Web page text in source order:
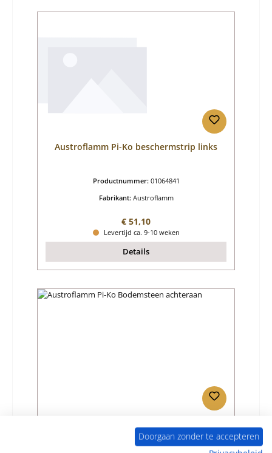
Austroflamm Pi-Ko beschermstrip links
Productnummer: 01064841
Fabrikant: Austroflamm
Normale prijs:
€ 51,10
Levertijd ca. 9-10 weken
Details
Doorgaan zonder te accepteren